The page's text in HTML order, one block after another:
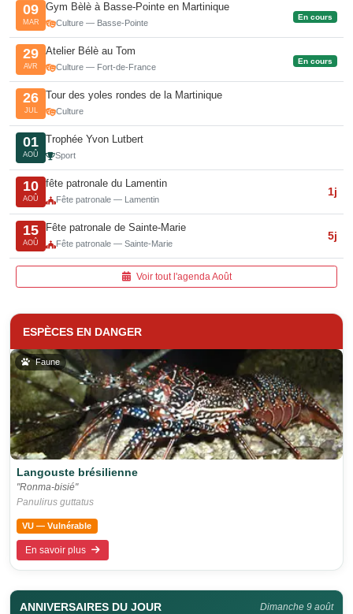
09
MAR
Gym Bèlè à Basse-Pointe en Martinique
Culture — Basse-Pointe
En cours
29
AVR
Atelier Bélè au Tom
Culture — Fort-de-France
En cours
26
JUL
Tour des yoles rondes de la Martinique
Culture
01
AOÛ
Trophée Yvon Lutbert
Sport
10
AOÛ
fête patronale du Lamentin
Fête patronale — Lamentin
1j
15
AOÛ
Fête patronale de Sainte-Marie
Fête patronale — Sainte-Marie
5j
Voir tout l'agenda Août
ESPÈCES EN DANGER
Faune
Langouste brésilienne
"Ronma-bisié"
Panulirus guttatus
VU — Vulnérable
En savoir plus
ANNIVERSAIRES DU JOUR Dimanche 9 août